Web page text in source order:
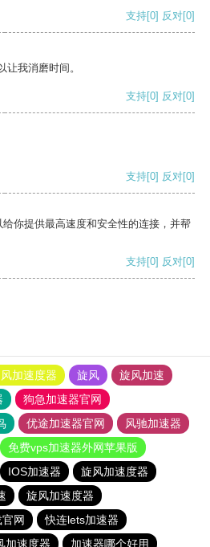
支持[0] 反对[0]
让我消磨时间。
支持[0] 反对[0]
支持[0] 反对[0]
你提供最高速度和安全性的连接，并帮
支持[0] 反对[0]
加速度器 旋风
旋风加速
狗急加速器官网
优途加速器官网
风驰加速器
免费vps加速器外网苹果版
IOS加速器
旋风加速度器
旋风加速度器
网
快连lets加速器
加速度器 加速器哪个好用